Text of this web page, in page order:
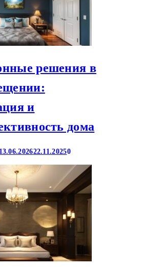
решения в
и
дома
13.06.202622.11.20250